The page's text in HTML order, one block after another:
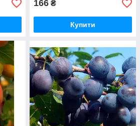
166 ₴
Купити